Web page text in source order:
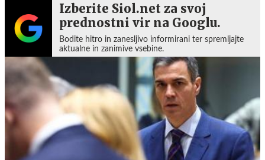
Izberite Siol.net za svoj
prednostni vir na Googlu.
Bodite hitro in zanesljivo informirani ter spremljajte
aktualne in zanimive vsebine.